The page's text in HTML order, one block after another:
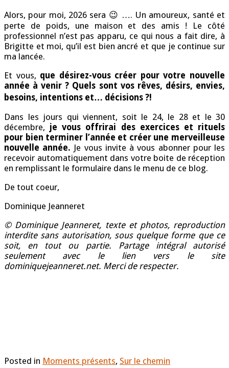
Alors, pour moi, 2026 sera 😉 …. Un amoureux, santé et
perte de poids, une maison et des amis ! Le côté
professionnel n’est pas apparu, ce qui nous a fait dire, à
Brigitte et moi, qu’il est bien ancré et que je continue sur
ma lancée.
Et vous, que désirez-vous créer pour votre nouvelle
année à venir ? Quels sont vos rêves, désirs, envies,
besoins, intentions et… décisions ?!
Dans les jours qui viennent, soit le 24, le 28 et le 30
décembre, je vous offrirai des exercices et rituels
pour bien terminer l’année et créer une merveilleuse
nouvelle année. Je vous invite à vous abonner pour les
recevoir automatiquement dans votre boite de réception
en remplissant le formulaire dans le menu de ce blog.
De tout coeur,
Dominique Jeanneret
© Dominique Jeanneret, texte et photos, reproduction
interdite sans autorisation, sous quelque forme que ce
soit, en tout ou partie. Partage intégral autorisé
seulement avec le lien vers le site
dominiquejeanneret.net. Merci de respecter.
Posted in Moments présents, Sur le chemin